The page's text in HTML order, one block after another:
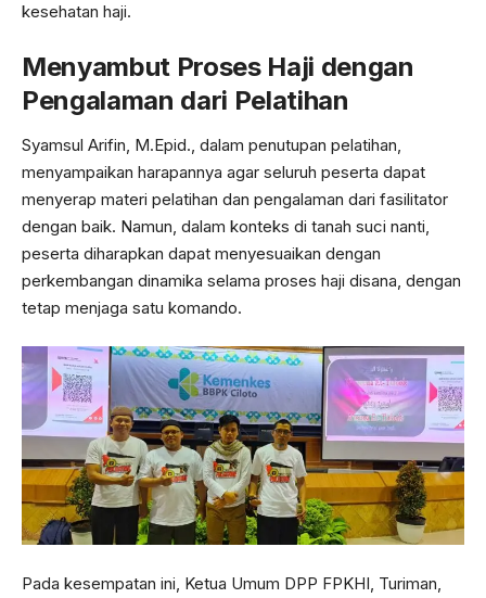
kesehatan haji.
Menyambut Proses Haji dengan
Pengalaman dari Pelatihan
Syamsul Arifin, M.Epid., dalam penutupan pelatihan,
menyampaikan harapannya agar seluruh peserta dapat
menyerap materi pelatihan dan pengalaman dari fasilitator
dengan baik. Namun, dalam konteks di tanah suci nanti,
peserta diharapkan dapat menyesuaikan dengan
perkembangan dinamika selama proses haji disana, dengan
tetap menjaga satu komando.
Pada kesempatan ini, Ketua Umum DPP FPKHI, Turiman,